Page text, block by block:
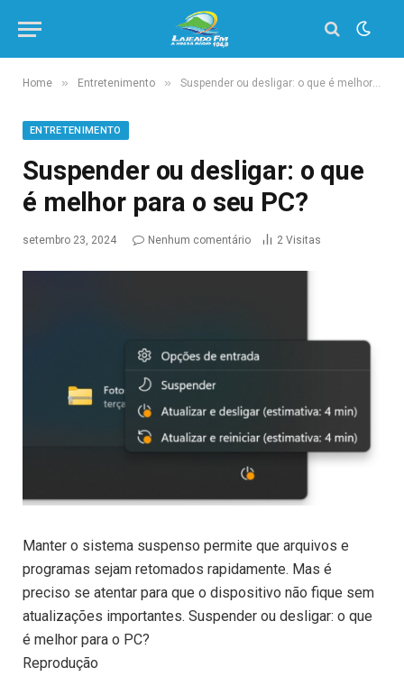
Home » Entretenimento » Suspender ou desligar: o que é melhor para o seu PC?
ENTRETENIMENTO
Suspender ou desligar: o que
é melhor para o seu PC?
setembro 23, 2024 Nenhum comentário 2 Visitas
Manter o sistema suspenso permite que arquivos e
programas sejam retomados rapidamente. Mas é
preciso se atentar para que o dispositivo não fique sem
atualizações importantes. Suspender ou desligar: o que
é melhor para o PC?
Reprodução